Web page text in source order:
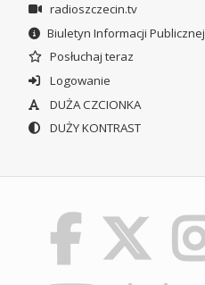
radioszczecin.tv
Biuletyn Informacji Publicznej
Posłuchaj teraz
Logowanie
DUŻA CZCIONKA
DUŻY KONTRAST